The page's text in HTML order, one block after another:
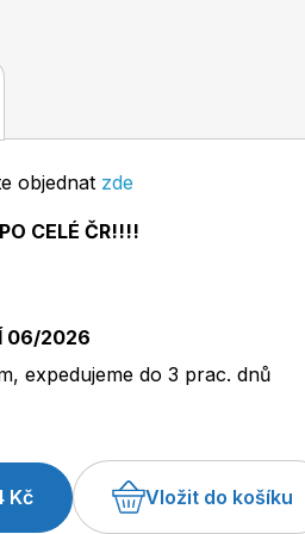
Toprecepty.cz
profesionálními návrháři
objednat zde
CELÉ ČR!!!!
06/2026
expedujeme do 3 prac. dnů
Kč Vložit do košíku